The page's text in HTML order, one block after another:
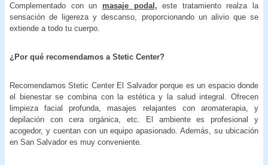
Complementado con un masaje podal, este tratamiento realza la
sensación de ligereza y descanso, proporcionando un alivio que se
extiende a todo tu cuerpo.
¿Por qué recomendamos a Stetic Center?
Recomendamos Stetic Center El Salvador porque es un espacio donde
el bienestar se combina con la estética y la salud integral. Ofrecen
limpieza facial profunda, masajes relajantes con aromaterapia, y
depilación con cera orgánica, etc. El ambiente es profesional y
acogedor, y cuentan con un equipo apasionado. Además, su ubicación
en San Salvador es muy conveniente.